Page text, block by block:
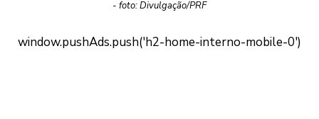
- foto: Divulgação/PRF